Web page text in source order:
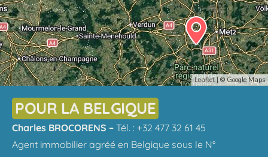
Leaflet| © Google Maps
POUR LA BELGIQUE
Charles BROCORENS – Tél. : +32 477 32 61 45
Agent immobilier agréé en Belgique sous le N°